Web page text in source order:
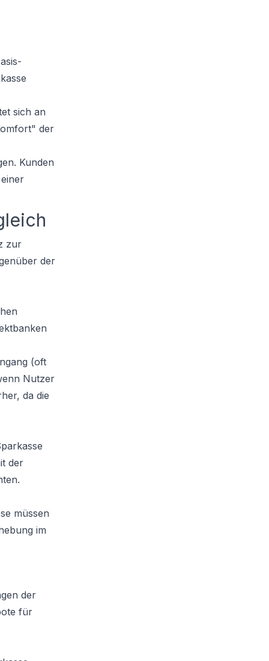
sich an
der
Kunden
zur
der
(oft
Nutzer
da die
der
müssen
im
der
für